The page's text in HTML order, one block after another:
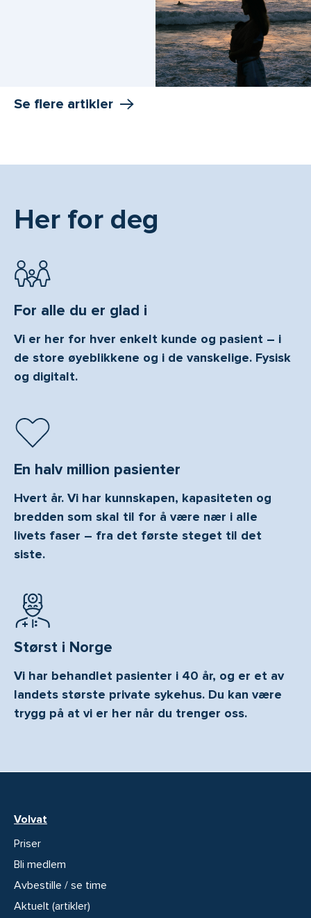
Se flere artikler
Her for deg
For alle du er glad i
Vi er her for hver enkelt kunde og pasient – i
de store øyeblikkene og i de vanskelige. Fysisk
og digitalt.
En halv million pasienter
Hvert år. Vi har kunnskapen, kapasiteten og
bredden som skal til for å være nær i alle
livets faser – fra det første steget til det
siste.
Størst i Norge
Vi har behandlet pasienter i 40 år, og er et av
landets største private sykehus. Du kan være
trygg på at vi er her når du trenger oss.
Volvat
Priser
Bli medlem
Avbestille / se time
Aktuelt (artikler)